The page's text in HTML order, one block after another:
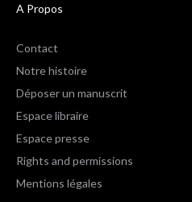
A Propos
Contact
Notre histoire
Déposer un manuscrit
Espace libraire
Espace presse
Rights and permissions
Mentions légales